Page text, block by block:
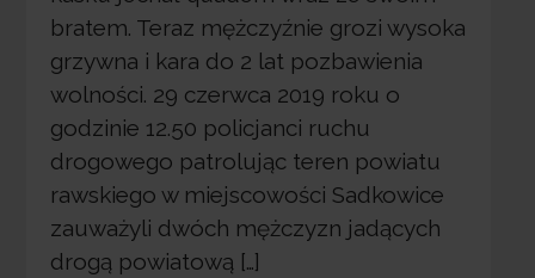
bratem. Teraz mężczyźnie grozi wysoka
grzywna i kara do 2 lat pozbawienia
wolności. 29 czerwca 2019 roku o
godzinie 12.50 policjanci ruchu
drogowego patrolując teren powiatu
rawskiego w miejscowości Sadkowice
zauważyli dwóch mężczyzn jadących
drogą powiatową […]